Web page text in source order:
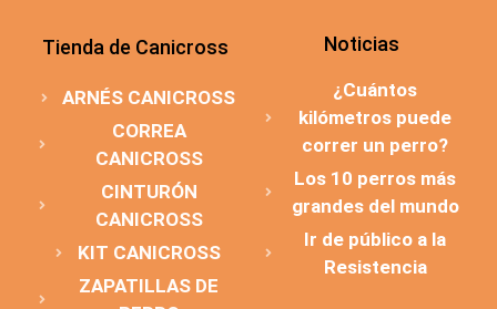
Tienda de Canicross
ARNÉS CANICROSS
CORREA
CANICROSS
CINTURÓN
CANICROSS
KIT CANICROSS
ZAPATILLAS DE
Noticias
¿Cuántos
kilómetros puede
correr un perro?
Los 10 perros más
grandes del mundo
Ir de público a la
Resistencia